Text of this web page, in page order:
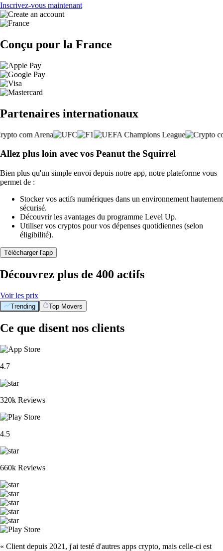
Inscrivez-vous maintenant
Conçu pour la France
Partenaires internationaux
Allez plus loin avec vos Peanut the Squirrel
Bien plus qu'un simple envoi depuis notre app, notre plateforme vous
permet de :
Stocker vos actifs numériques dans un environnement hautement
sécurisé.
Découvrir les avantages du programme Level Up.
Utiliser vos cryptos pour vos dépenses quotidiennes (selon
éligibilité).
Télécharger l'app
Découvrez plus de 400 actifs
Voir les prix
Trending Top Movers
Ce que disent nos clients
4.7
320k Reviews
4.5
660k Reviews
« Client depuis 2021, j'ai testé d'autres apps crypto, mais celle-ci est